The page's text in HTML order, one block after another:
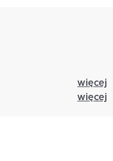
więcej
więcej